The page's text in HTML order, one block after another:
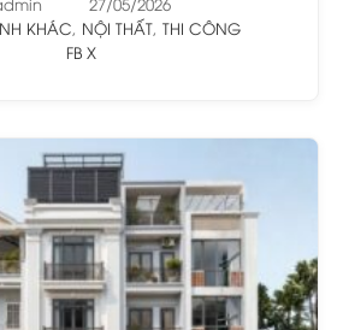
KHÁC, NỘI THẤT, THI CÔNG
FB X